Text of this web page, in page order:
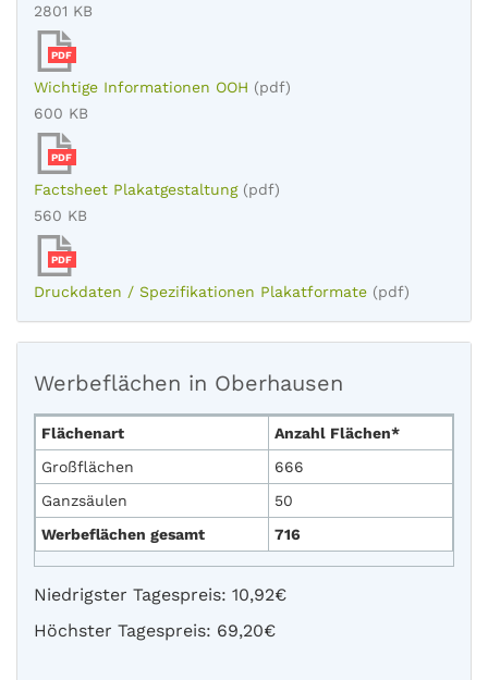
2801 KB
PDF
Wichtige Informationen OOH (pdf)
600 KB
PDF
Factsheet Plakatgestaltung (pdf)
560 KB
PDF
Druckdaten / Spezifikationen Plakatformate (pdf)
Werbeflächen in Oberhausen
Flächenart
Anzahl Flächen*
Großflächen
666
Ganzsäulen
50
Werbeflächen gesamt
716
Niedrigster Tagespreis: 10,92€
Höchster Tagespreis: 69,20€